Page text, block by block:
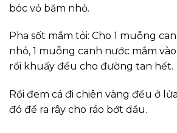
bóc vỏ băm nhỏ.
Pha sốt mắm tỏi: Cho 1 muỗng
nhỏ, 1 muỗng canh nước mắm
rồi khuấy đều cho đường tan hết.
Rồi đem cá đi chiên vàng đều ở
đó để ra rây cho ráo bớt dầu.